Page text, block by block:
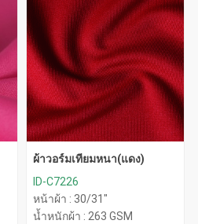
ผ้าวอร์มเทียมหนา(แดง)
ID-C7226
หน้าผ้า : 30/31"
น้ำหนักผ้า : 263 GSM